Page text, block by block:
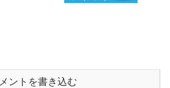
ントを書き込む